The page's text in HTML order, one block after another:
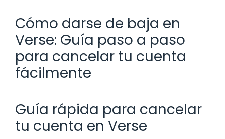
Cómo darse de baja en
Verse: Guía paso a paso
para cancelar tu cuenta
fácilmente
Guía rápida para cancelar
tu cuenta en Verse